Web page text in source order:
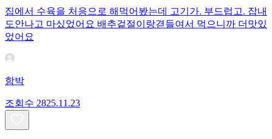
집에서 수육을 처응으로 해먹어봤는데 고기가. 부드럽고. 잡내
도안나고 마싰었어요 배추겉절이랑겯들여서 먹으니까 더맛있
었어요
함박
조회수 2825.11.23